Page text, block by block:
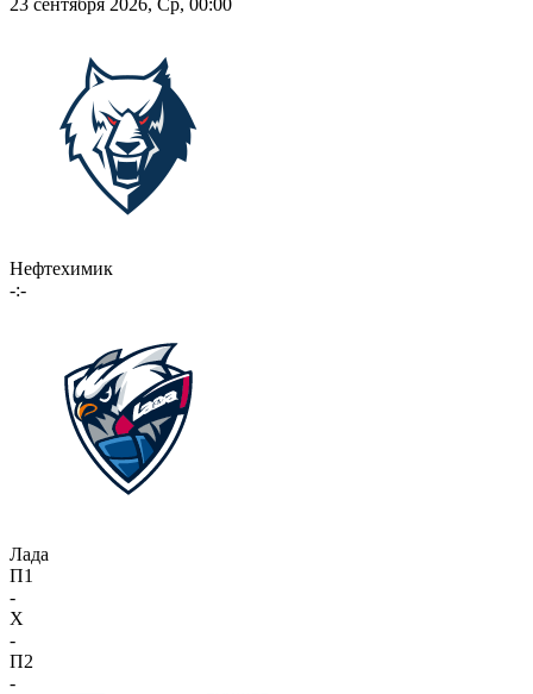
23 сентября 2026, Ср, 00:00
Нефтехимик
-:-
Лада
П1
-
X
-
П2
-